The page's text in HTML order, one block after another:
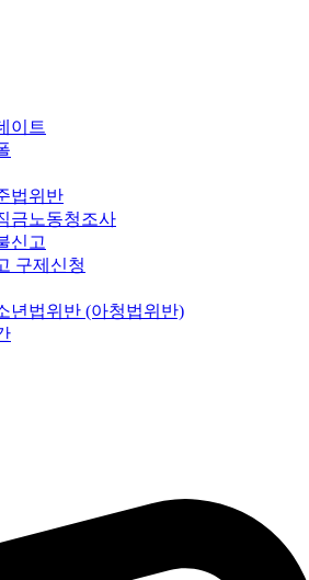
이트
법위반
금노동청조사
신고
구제신청
년법위반 (아청법위반)